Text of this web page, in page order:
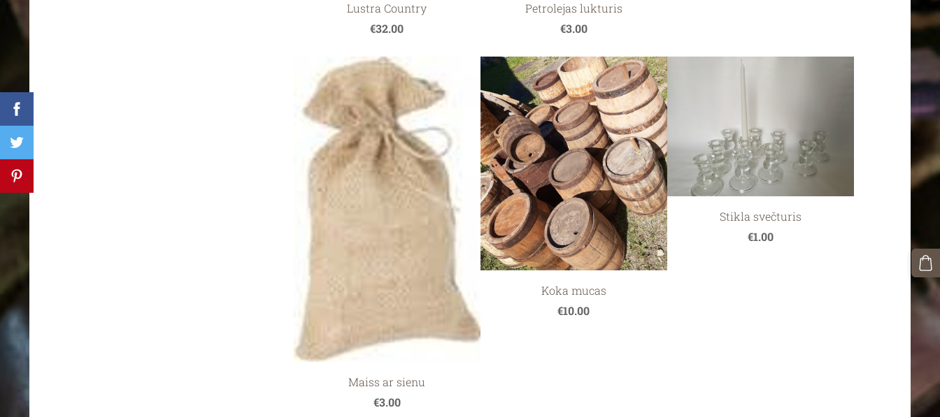
Lustra Country
€32.00
Petrolejas lukturis
€3.00
Maiss ar sienu
€3.00
Koka mucas
€10.00
Stikla svečturis
€1.00